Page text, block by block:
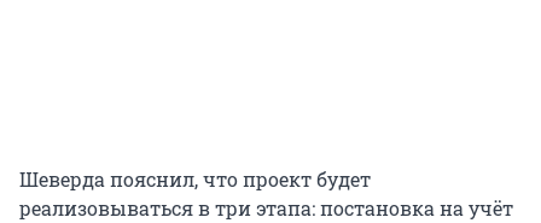
Шеверда пояснил, что проект будет
реализовываться в три этапа: постановка на учёт